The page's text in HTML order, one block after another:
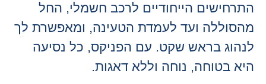
התרחישים הייחודיים לרכב חשמלי, החל
מהסוללה ועד לעמדת הטעינה, ומאפשרת לך
לנהוג בראש שקט. עם הפניקס, כל נסיעה
היא בטוחה, נוחה וללא דאגות.